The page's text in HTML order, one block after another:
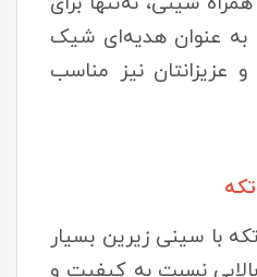
به عنوان هدیه‌ای شیک
عزیزانتان نیز مناسب
سینی زیرین بسیار
نسبت به کیفیت و